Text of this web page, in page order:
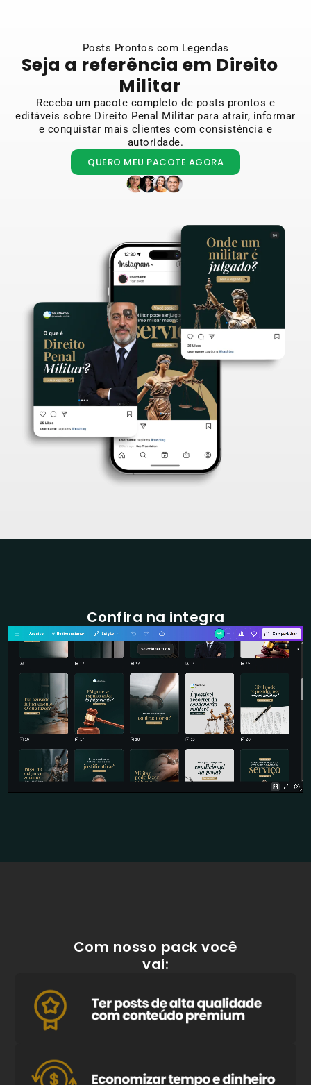
Posts Prontos com Legendas
Seja a referência em Direito
Militar
Receba um pacote completo de posts prontos e
editáveis sobre Direito Penal Militar para atrair, informar
e conquistar mais clientes com consistência e
autoridade.
QUERO MEU PACOTE AGORA
Confira na integra
Com nosso pack você
vai: